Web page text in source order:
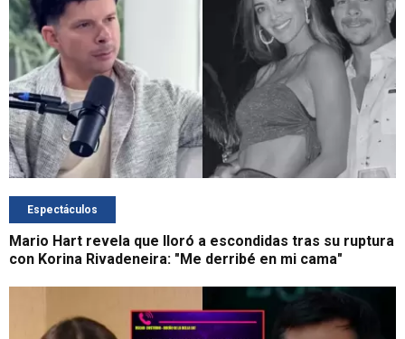
Espectáculos
Mario Hart revela que lloró a escondidas tras su ruptura
con Korina Rivadeneira: "Me derribé en mi cama"